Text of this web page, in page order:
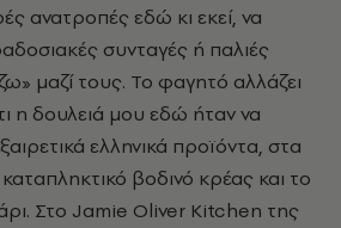
ανατροπές εδώ κι εκεί, να
συνταγές ή παλιές
μαζί τους. Το φαγητό αλλάζει
η δουλειά μου εδώ ήταν να
ελληνικά προϊόντα, στα
βοδινό κρέας και το
Στο Jamie Oliver Kitchen της